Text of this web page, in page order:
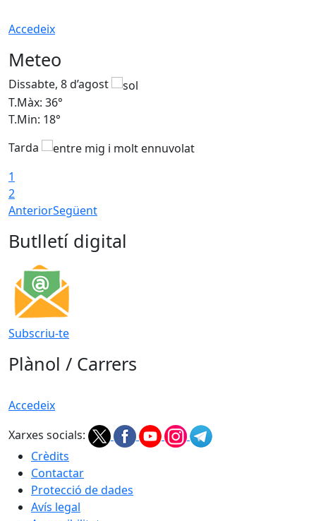
Accedeix
Meteo
Dissabte, 8 d’agost
T.Màx: 36°
T.Min: 18°
Tarda
1
2
AnteriorSegüent
Butlletí digital
Subscriu-te
Plànol / Carrers
Accedeix
Xarxes socials:
Crèdits
Contactar
Protecció de dades
Avís legal